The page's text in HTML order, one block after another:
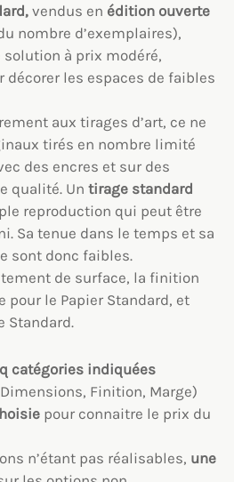
vendus en édition ouverte
nombre d’exemplaires),
à prix modéré,
décorer les espaces de faibles
aux tirages d’art, ce ne
tirés en nombre limité
des encres et sur des
qualité. Un tirage standard
reproduction qui peut être
Sa tenue dans le temps et sa
sont donc faibles.
de surface, la finition
le Papier Standard, et
Standard.
catégories indiquées
Finition, Marge)
pour connaitre le prix du
n’étant pas réalisables, une